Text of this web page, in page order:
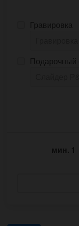
Гравировка
Подарочный
мин. 1